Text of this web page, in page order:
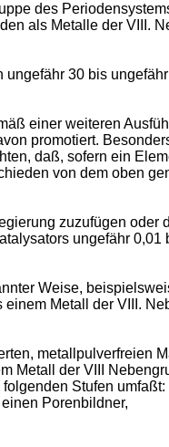
des
als Metalle der VIII.
30 bis
einer weiteren
promotiert.
daß, sofern ein
von dem oben
zuzufügen
ungefähr
Weise,
Metall der VIII.
metallpulverfreien
Metall der VIII
Stufen umfaßt:
Porenbildner,